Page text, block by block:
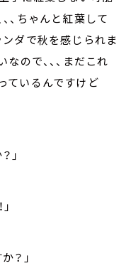
、ちゃんと紅葉して
ダで秋を感じられま
ので、、、まだこれ
ているんですけど
」
？」